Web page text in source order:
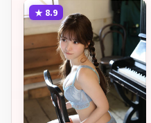
腻表演撑起情感层次，兼顾
观赏性与现实意义。
★ 8.9